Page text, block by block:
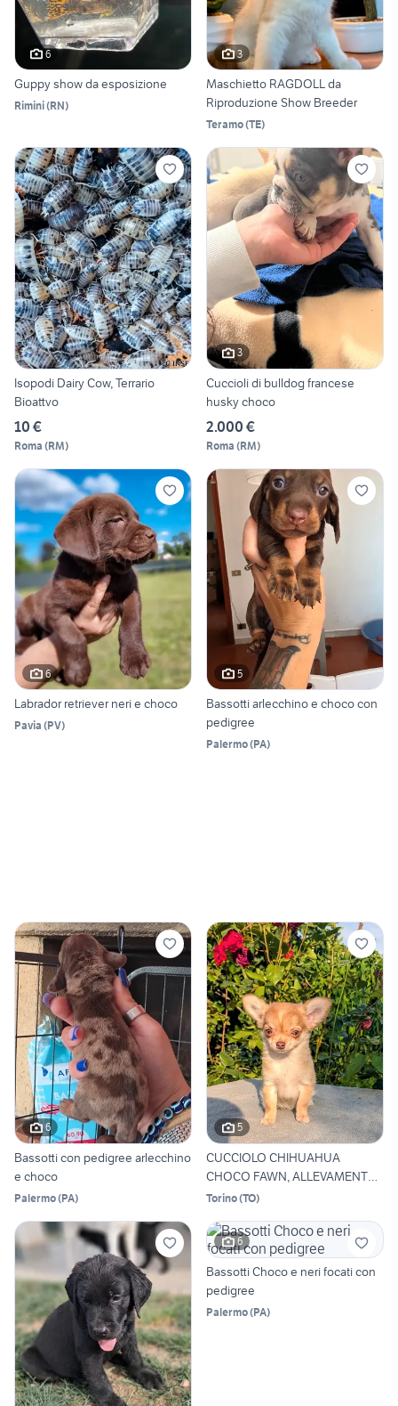
6
Guppy show da esposizione
Rimini(RN)
3
Maschietto RAGDOLL da
Riproduzione Show Breeder
Teramo(TE)
Isopodi Dairy Cow, Terrario
Bioattvo
10 €
Roma (RM)
3
Cuccioli di bulldog francese
husky choco
2.000 €
Roma (RM)
6
Labrador retriever neri e choco
Pavia (PV)
5
Bassotti arlecchino e choco con
pedigree
Palermo(PA)
6
Bassotti con pedigree arlecchino
e choco
Palermo(PA)
5
CUCCIOLO CHIHUAHUA
CHOCO FAWN, ALLEVAMENTO
ENCI
Torino(TO)
6
Bassotti Choco e neri focati con
pedigree
Palermo(PA)